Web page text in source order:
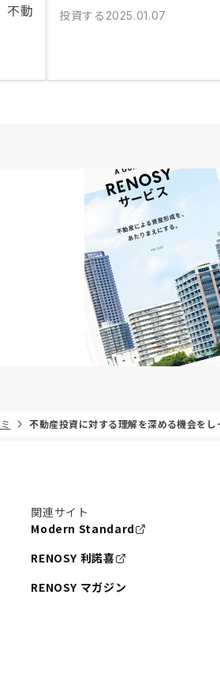
不動
投資する 2025.01.07
不動産投資に対する理解を深める機会をし
関連サイト
Modern Standard
RENOSY 利諾喜
RENOSY マガジン